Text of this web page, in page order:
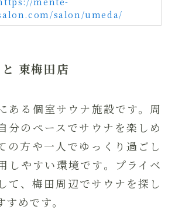
salon/umeda/
東梅田店
ある個室サウナ施設です。周
分のペースでサウナを楽しめ
の方や一人でゆっくり過ごし
しやすい環境です。プライベ
て、梅田周辺でサウナを探し
めです。